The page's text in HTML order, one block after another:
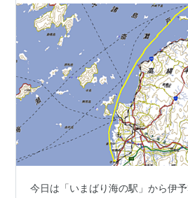
今日は「いまばり海の駅」から伊